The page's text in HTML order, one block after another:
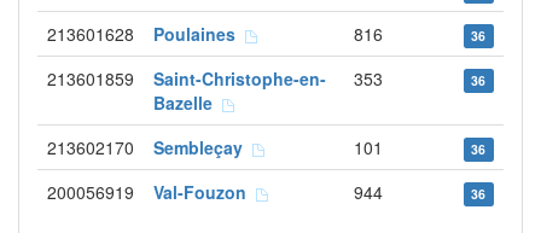
213601628 Poulaines 816 36
213601859
Saint-Christophe-en-
Bazelle
353 36
213602170 Sembleçay 101 36
200056919 Val-Fouzon 944 36